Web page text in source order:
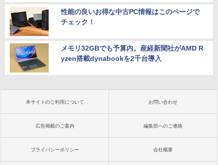
性能の良いお得な中古PC情報はこのページで
チェック！
メモリ32GBでも予算内。産経新聞社がAMD R
yzen搭載dynabookを2千台導入
本サイトのご利用について お問い合わせ
広告掲載のご案内 編集部へのご連絡
プライバシーポリシー 会社概要